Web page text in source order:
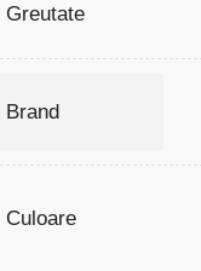
Greutate
Brand
Culoare